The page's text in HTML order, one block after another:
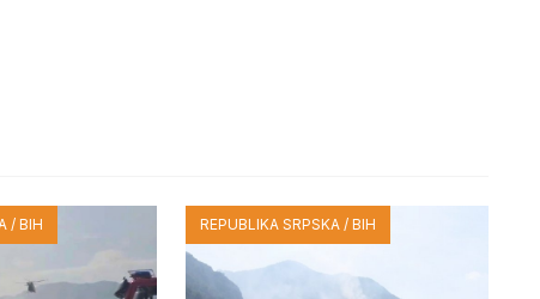
/ BIH REPUBLIKA SRPSKA / BIH